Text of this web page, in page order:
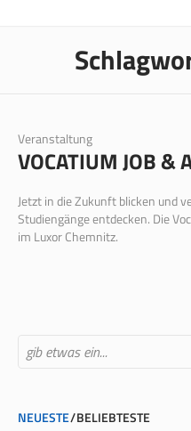
Veranstaltung
VOCATIUM JOB &
Jetzt in die Zukunft blicken und
Studiengänge entdecken. Die
im Luxor Chemnitz.
NEUESTE BELIEBTESTE